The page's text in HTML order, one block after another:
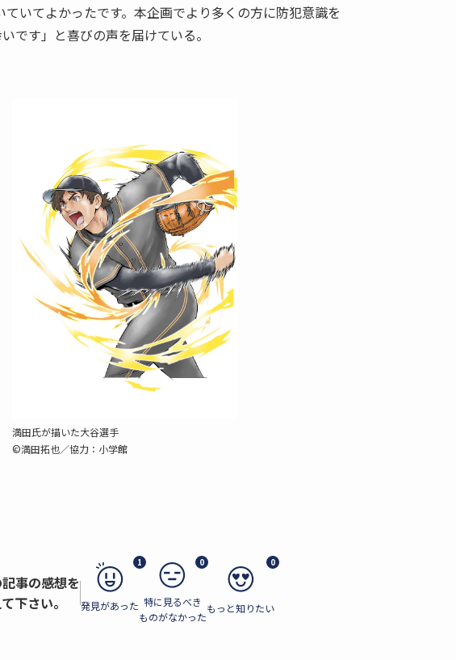
ていてよかったです。本企画でより多くの方に防犯意識を
です」と喜びの声を届けている。
満田氏が描いた大谷選手
©満田拓也／協力：小学館
事の感想を
下さい。
1
発見があった
0
特に見るべき
ものがなかった
0
もっと知りたい